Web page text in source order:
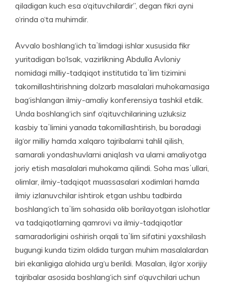
qiladigan kuch esa o‘qituvchilardir”, degan fikri ayni
o‘rinda o‘ta muhimdir.
Аvvalo boshlang‘ich taʼlimdagi ishlar xususida fikr
yuritadigan bo‘lsak, vazirlikning Аbdulla Аvloniy
nomidagi milliy-tadqiqot institutida taʼlim tizimini
takomillashtirishning dolzarb masalalari muhokamasiga
bag‘ishlangan ilmiy-amaliy konferensiya tashkil etdik.
Unda boshlang‘ich sinf o‘qituvchilarining uzluksiz
kasbiy taʼlimini yanada takomillash­tirish, bu boradagi
ilg‘or milliy hamda xalqaro tajribalarni tahlil qilish,
samarali yondashuvlarni aniqlash va ularni amaliyotga
joriy etish masalalari muhokama qilindi. Soha masʼullari,
olimlar, ilmiy-tadqiqot muassasalari xo­dimlari hamda
ilmiy izlanuvchilar ishtirok etgan ushbu tadbirda
boshlang‘ich taʼlim sohasida olib borilayotgan islohotlar
va tadqiqotlarning qamrovi va ilmiy-tadqiqotlar
samaradorligini oshirish orqali taʼlim sifatini yaxshilash
bugungi kunda tizim oldida turgan muhim masalalardan
biri ekanligiga alohida urg‘u berildi. Masalan, ilg‘or xorijiy
tajribalar asosida boshlang‘ich sinf o‘quv­chilari uchun